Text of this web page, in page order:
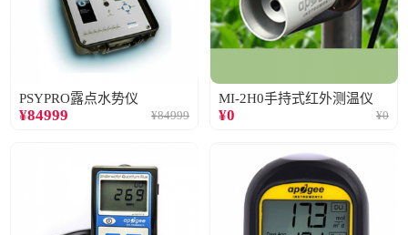
PSYPRO露点水势仪
¥84999 ¥84999
MI-2H0手持式红外测温仪
¥0 ¥0